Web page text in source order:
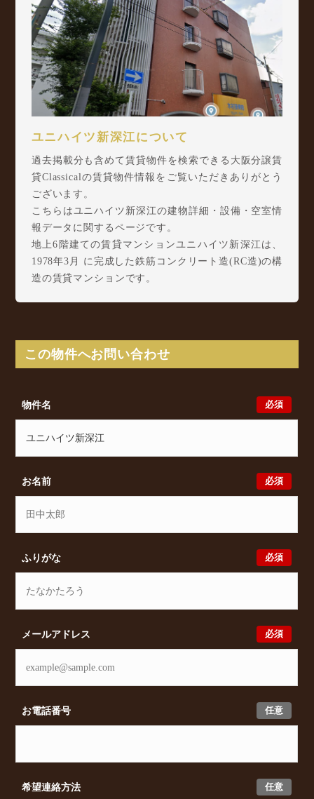
ユニハイツ新深江について
過去掲載分も含めて賃貸物件を検索できる大阪分譲賃
貸Classicalの賃貸物件情報をご覧いただきありがとう
ございます。
こちらはユニハイツ新深江の建物詳細・設備・空室情
報データに関するページです。
地上6階建ての賃貸マンションユニハイツ新深江は、
1978年3月 に完成した鉄筋コンクリート造(RC造)の構
造の賃貸マンションです。
徒歩13分 からアクセスが可能となっております。
ユニハイツ新深江の最新の空室状況のご確認をはじ
ョンをお探しでしたら、ぜひ大阪分譲賃貸Classicalま
でお気軽にお問い合わせください。大阪分譲賃貸
ンライン相談も受け付けております。また、希望の条
貸物件をご提案いたします。
この物件へお問い合わせ
必須
物件名
必須
お名前
必須
ふりがな
必須
メールアドレス
任意
お電話番号
任意
希望連絡方法